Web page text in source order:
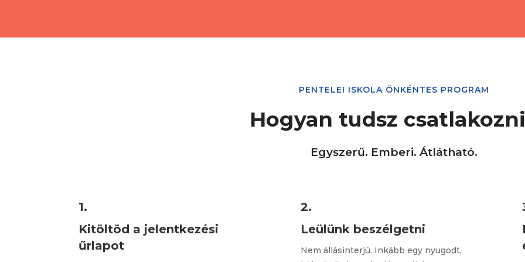
PENTELEI ISKOLA ÖNKÉNTES PROGRAM
Hogyan tudsz
Egyszerű. Emberi. Átlátható.
1.
Kitöltöd a jelentkezési
űrlapot
2.
Leülünk beszélgetni
Nem állásinterjú. Inkább egy nyugodt,